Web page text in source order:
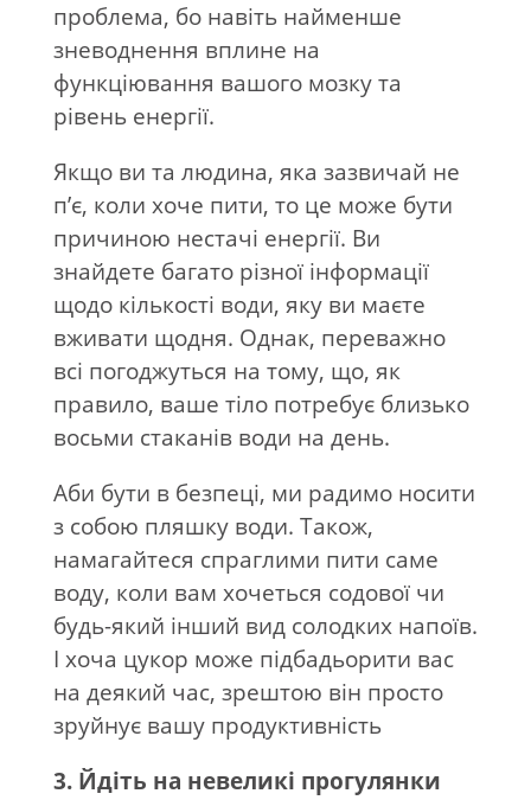
проблема, бо навіть найменше
зневоднення вплине на
функціювання вашого мозку та
рівень енергії.
Якщо ви та людина, яка зазвичай не
п’є, коли хоче пити, то це може бути
причиною нестачі енергії. Ви
знайдете багато різної інформації
щодо кількості води, яку ви маєте
вживати щодня. Однак, переважно
всі погоджуться на тому, що, як
правило, ваше тіло потребує близько
восьми стаканів води на день.
Аби бути в безпеці, ми радимо носити
з собою пляшку води. Також,
намагайтеся спраглими пити саме
воду, коли вам хочеться содової чи
будь-який інший вид солодких напоїв.
І хоча цукор може підбадьорити вас
на деякий час, зрештою він просто
зруйнує вашу продуктивність
3. Йдіть на невеликі прогулянки